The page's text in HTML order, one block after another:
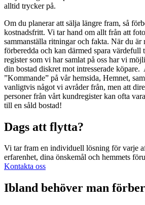
alltid trycker på.
Om du planerar att sälja längre fram, så
kostnadsfritt. Vi tar hand om allt från att
sammanställa ritningar och fakta. När du är
förberedda och kan därmed spara
register som vi har samlat på oss har vi
din bostad diskret mot intresserade köpare.
”Kommande” på vår hemsida, Hemnet,
vanligtvis något vi avråder från, men att
personer från vårt kundregister kan ofta
till en såld bostad!
Dags att flytta?
Vi tar fram en individuell lösning för varje
erfarenhet, dina önskemål och hemmets
Kontakta oss
Ibland behöver man